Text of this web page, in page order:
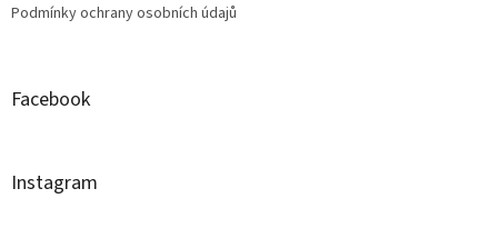
Podmínky ochrany osobních údajů
Facebook
Instagram